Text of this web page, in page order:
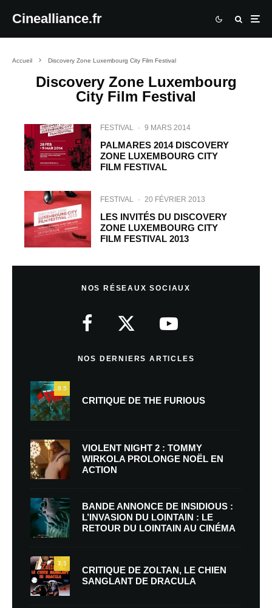
Cinealliance.fr
Accueil Discovery Zone Luxembourg City Film Festival
Discovery Zone Luxembourg
City Film Festival
FESTIVAL · 9 MARS 2014
PALMARES 2014 DISCOVERY
ZONE LUXEMBOURG CITY
FILM FESTIVAL
FESTIVAL · 20 FÉVRIER 2013
LES INVITÉS DU DISCOVERY
ZONE LUXEMBOURG CITY
FILM FESTIVAL 2013
NOS RÉSEAUX SOCIAUX
NOS DERNIERS ARTICLES
9.5
CRITIQUE DE THE FURIOUS
VIOLENT NIGHT 2 : TOMMY
WIRKOLA PROLONGE NOËL EN
ACTION
BANDE ANNONCE DE INSIDIOUS :
L’INVASION DU LOINTAIN : LE
RETOUR DU LOINTAIN AU CINÉMA
7.5
CRITIQUE DE ZOLTAN, LE CHIEN
SANGLANT DE DRACULA